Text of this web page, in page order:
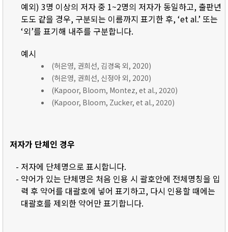
예외) 3명 이상의 저자 중 1~2명의 저자가 동일하고, 출판년
도도 같을 경우, 구분되는 이름까지 표기한 후, ‘et al.’ 또는
‘외’를 표기해 내주를 구분합니다.
예시
(허은영, 권희선, 김경옥 외, 2020)
(허은영, 권희선, 신정아 외, 2020)
(Kapoor, Bloom, Montez, et al., 2020)
(Kapoor, Bloom, Zucker, et al., 2020)
저자가 단체인 경우
- 저자에 단체명으로 표시합니다.
- 약어가 있는 단체명은 처음 인용 시 괄호안에 전체명칭을 입
력 후 약어를 대괄호에 넣어 표기하고, 다시 인용할 때에는
대괄호를 제외한 약어만 표기합니다.